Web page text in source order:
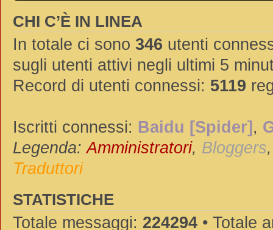
CHI C’È IN LINEA
In totale ci sono 346 utenti
sugli utenti attivi negli ultimi 5
Record di utenti connessi: 5119
Iscritti connessi: Baidu [Spider] ,
Legenda:Amministratori, Bloggers
Traduttori
STATISTICHE
Totale messaggi: 224294 • Totale